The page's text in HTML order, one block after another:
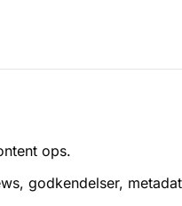
ops.
godkendelser,